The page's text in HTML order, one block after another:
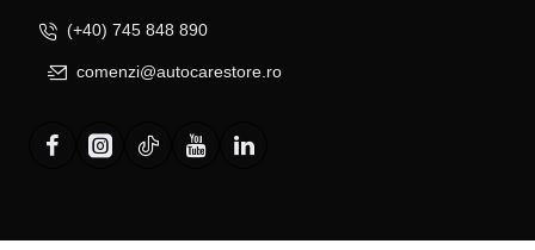
(+40) 745 848 890
comenzi@autocarestore.ro